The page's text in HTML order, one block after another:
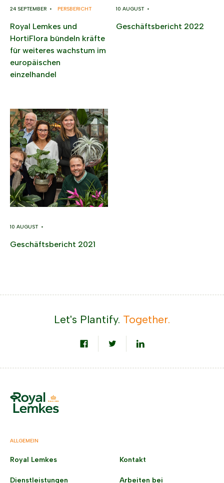
24 SEPTEMBER • PERSBERICHT
Royal Lemkes und
HortiFlora bündeln kräfte
für weiteres wachstum im
europäischen
einzelhandel
10 AUGUST •
Geschäftsbericht 2022
10 AUGUST •
Geschäfts­bericht 2021
Let's Plantify. Together.
ALLGEMEIN
Royal Lemkes
Dienstleistungen
Kontakt
Arbeiten bei